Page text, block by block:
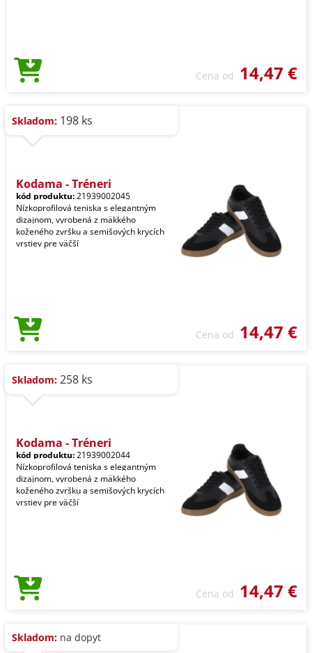
Cena od 14,47 €
Skladom: 198 ks
Kodama - Tréneri
kód produktu:21939002045
Nízkoprofilová teniska s elegantným
dizajnom, vyrobená z mäkkého
koženého zvršku a semišových krycích
vrstiev pre väčší
Cena od 14,47 €
Skladom: 258 ks
Kodama - Tréneri
kód produktu:21939002044
Nízkoprofilová teniska s elegantným
dizajnom, vyrobená z mäkkého
koženého zvršku a semišových krycích
vrstiev pre väčší
Cena od 14,47 €
Skladom: na dopyt